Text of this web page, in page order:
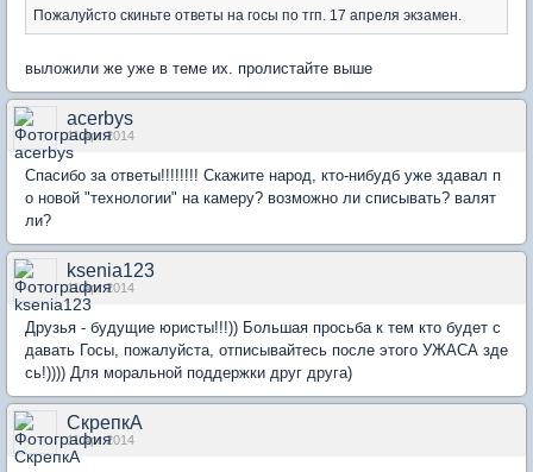
Пожалуйсто скиньте ответы на госы по тгп. 17 апреля экзамен.
выложили же уже в теме их. пролистайте выше
acerbys
11 Apr 2014
Спасибо за ответы!!!!!!!! Скажите народ, кто-нибудб уже здавал п
о новой "технологии" на камеру? возможно ли списывать? валят
ли?
ksenia123
11 Apr 2014
Друзья - будущие юристы!!!)) Большая просьба к тем кто будет с
давать Госы, пожалуйста, отписывайтесь после этого УЖАСА зде
сь!)))) Для моральной поддержки друг друга)
СкрепкА
11 Apr 2014